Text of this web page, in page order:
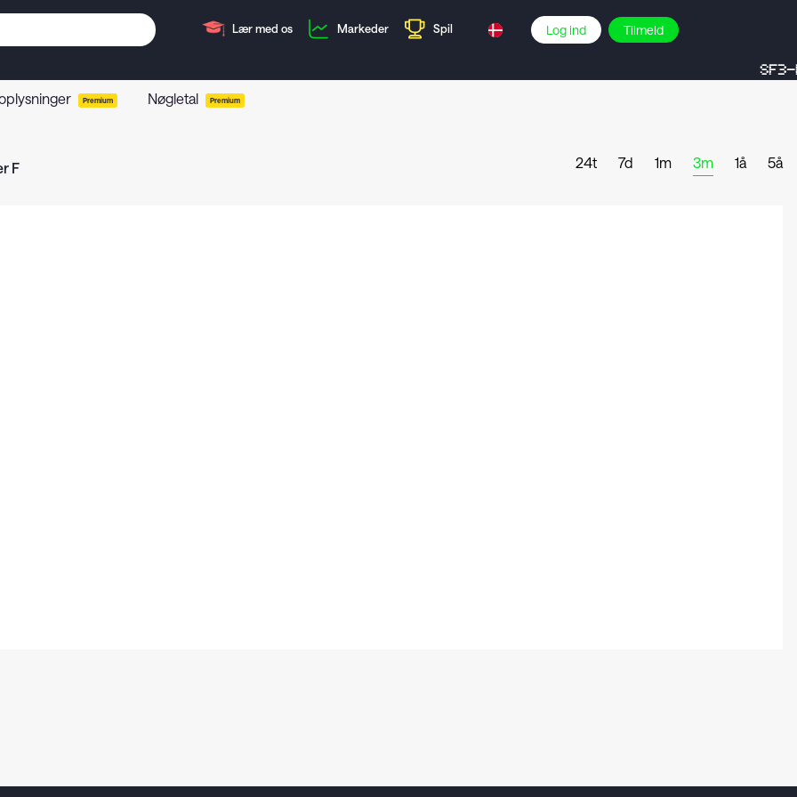
Lær med os Markeder Spil Log ind Tilmeld
SF3-D
Premium Nøgletal Premium
F
24t 7d 1m 3m 1å 5å